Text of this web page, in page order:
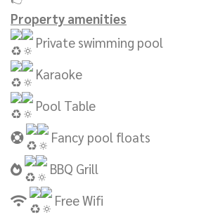
Property amenities
Private swimming pool
Karaoke
Pool Table
Fancy pool floats
BBQ Grill
Free Wifi